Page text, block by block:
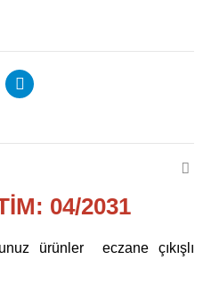
04/2031
ürünler eczane çıkışlı